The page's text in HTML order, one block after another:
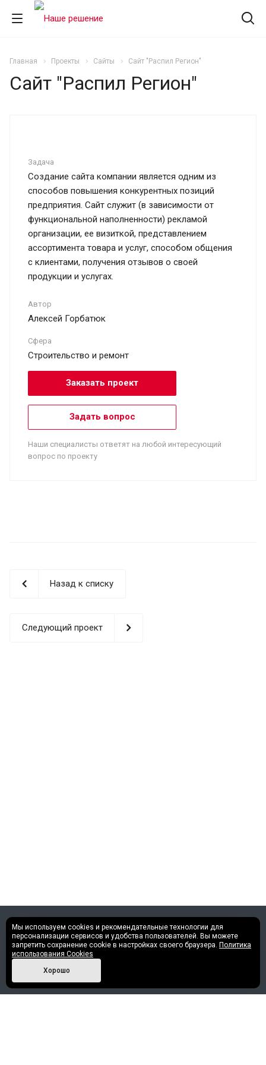
Главная Проекты Сайты Сайт "Распил Регион"
Сайт "Распил Регион"
Задача
Создание сайта компании является одним из
способов повышения конкурентных позиций
предприятия. Сайт служит (в зависимости от
функциональной наполненности) рекламой
организации, ее визиткой, представлением
ассортимента товара и услуг, способом общения
с клиентами, получения отзывов о своей
продукции и услугах.
Автор
Алексей Горбатюк
Сфера
Строительство и ремонт
Заказать проект
Задать вопрос
Наши специалисты ответят на любой интересующий
вопрос по проекту
Назад к списку
Следующий проект
©2013 - 2026 Все права защищены.
Политика конфиденциальности
Мы используем cookies и рекомендательные технологии для
персонализации сервисов и удобства пользователей. Вы можете
запретить сохранение cookie в настройках своего браузера. Политика
использования Cookies
Хорошо